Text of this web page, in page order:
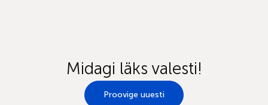
Midagi läks valesti!
Proovige uuesti